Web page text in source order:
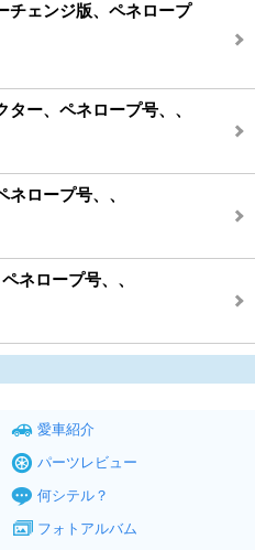
チェンジ版、ペネロープ
ー、ペネロープ号、、
ロープ号、、
ネロープ号、、
愛車紹介
パーツレビュー
何シテル？
フォトアルバム